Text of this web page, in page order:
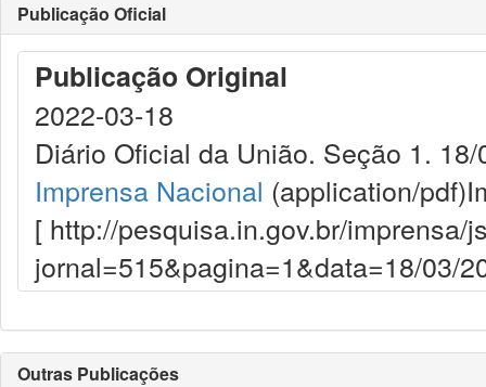
Publicação Oficial
Publicação Original
2022-03-18
Diário Oficial da União. Seção 1.
Imprensa Nacional (application/pdf)
[ http://pesquisa.in.gov.br/imprensa/
jornal=515&pagina=1&data=18/03/
Outras Publicações